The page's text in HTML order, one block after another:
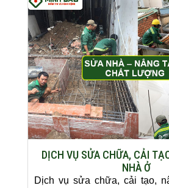
DỊCH VỤ SỬA CHỮA, CẢI
NHÀ Ở
Dịch vụ sửa chữa, cải tạo,